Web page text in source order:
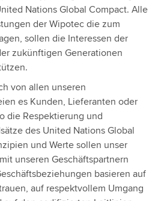
Nations Global Compact. Alle
der Wipotec die zum
sollen die Interessen der
zukünftigen Generationen
von allen unseren
es Kunden, Lieferanten oder
die Respektierung und
des United Nations Global
und Werte sollen unser
unseren Geschäftspartnern
basieren auf
auf respektvollem Umgang